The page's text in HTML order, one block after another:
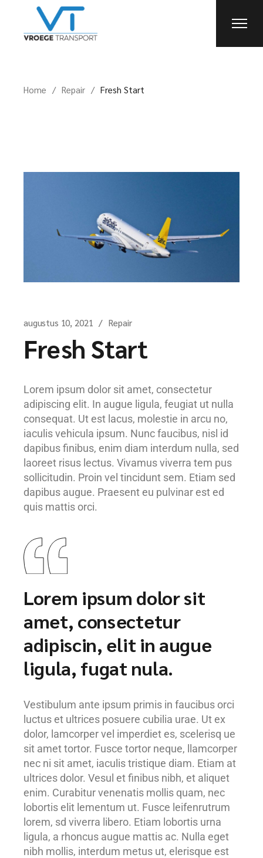
Home Repair Fresh Start
augustus 10, 2021 Repair
Fresh Start
Lorem ipsum dolor sit amet, consectetur
adipiscing elit. In augue ligula, feugiat ut nulla
consequat. Ut est lacus, molestie in arcu no,
iaculis vehicula ipsum. Nunc faucibus, nisl id
dapibus finibus, enim diam interdum nulla, sed
laoreet risus lectus. Vivamus viverra tem pus
sollicitudin. Proin vel tincidunt sem. Etiam sed
dapibus augue. Praesent eu pulvinar est ed
quis mattis orci.
Lorem ipsum dolor sit
amet, consectetur
adipiscin, elit in augue
ligula, fugat nula.
Vestibulum ante ipsum primis in faucibus orci
luctus et ultrices posuere cubilia urae. Ut ex
dolor, lamcorper vel imperdiet es, scelerisq ue
sit amet tortor. Fusce tortor neque, llamcorper
nec ni sit amet, iaculis tristique diam. Etiam at
ultrices dolor. Vesul et finibus nibh, et aliquet
enim. Curabitur venenatis mollis quam, nec
lobortis elit lementum ut. Fusce leifenrutrum
lorem, sd viverra libero. Etiam lobortis urna
ligula, a rhoncus augue mattis ac. Nulla eget
nibh mollis, interdum metus ut, elerisque est